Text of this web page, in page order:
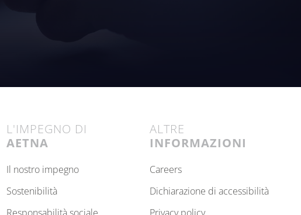
L'IMPEGNO DI
AETNA
il nostro impegno
sostenibilità
ALTRE
INFORMAZIONI
careers
dichiarazione di accessibilità